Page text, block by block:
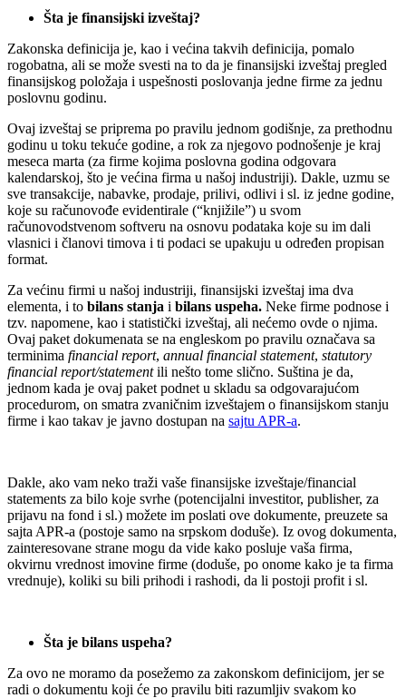
Šta je finansijski izveštaj?
Zakonska definicija je, kao i većina takvih definicija, pomalo
rogobatna, ali se može svesti na to da je finansijski izveštaj pregled
finansijskog položaja i uspešnosti poslovanja jedne firme za jednu
poslovnu godinu.
Ovaj izveštaj se priprema po pravilu jednom godišnje, za prethodnu
godinu u toku tekuće godine, a rok za njegovo podnošenje je kraj
meseca marta (za firme kojima poslovna godina odgovara
kalendarskoj, što je većina firma u našoj industriji). Dakle, uzmu se
sve transakcije, nabavke, prodaje, prilivi, odlivi i sl. iz jedne godine,
koje su računovođe evidentirale (“knjižile”) u svom
računovodstvenom softveru na osnovu podataka koje su im dali
vlasnici i članovi timova i ti podaci se upakuju u određen propisan
format.
Za većinu firmi u našoj industriji, finansijski izveštaj ima dva
elementa, i to bilans stanja i bilans uspeha. Neke firme podnose i
tzv. napomene, kao i statistički izveštaj, ali nećemo ovde o njima.
Ovaj paket dokumenata se na engleskom po pravilu označava sa
terminima financial report, annual financial statement, statutory
financial report/statementili nešto tome slično. Suština je da,
jednom kada je ovaj paket podnet u skladu sa odgovarajućom
procedurom, on smatra zvaničnim izveštajem o finansijskom stanju
firme i kao takav je javno dostupan na sajtu APR-a.
Dakle, ako vam neko traži vaše finansijske izveštaje/financial
statements za bilo koje svrhe (potencijalni investitor, publisher, za
prijavu na fond i sl.) možete im poslati ove dokumente, preuzete sa
sajta APR-a (postoje samo na srpskom doduše). Iz ovog dokumenta,
zainteresovane strane mogu da vide kako posluje vaša firma,
okvirnu vrednost imovine firme (doduše, po onome kako je ta firma
vrednuje), koliki su bili prihodi i rashodi, da li postoji profit i sl.
Šta je bilans uspeha?
Za ovo ne moramo da posežemo za zakonskom definicijom, jer se
radi o dokumentu koji će po pravilu biti razumljiv svakom ko